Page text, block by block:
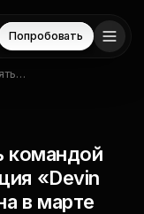
Попробовать
командой
«Devin
в марте